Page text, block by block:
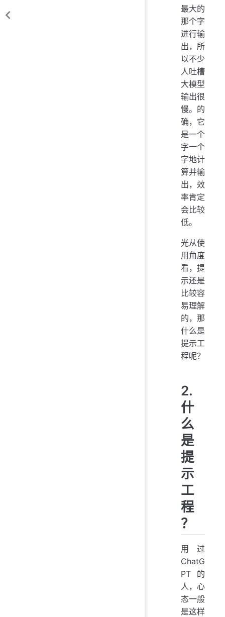
最大的
那个字
进行输
出，所
以不少
人吐槽
大模型
输出很
慢。的
确，它
是一个
字一个
字地计
算并输
出，效
率肯定
会比较
低。
光从使
用角度
看，提
示还是
比较容
易理解
的，那
什么是
提示工
程呢？
2.
什
么
是
提
示
工
程
？
用过
ChatG
PT 的
人，心
态一般
是这样